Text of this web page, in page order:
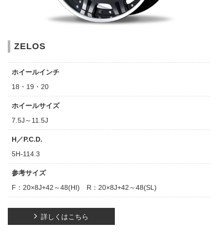
ZELOS
ホイールインチ
18・19・20
ホイールサイズ
7.5J～11.5J
H／P.C.D.
5H-114.3
参考サイズ
F：20×8J+42～48(HI) R：20×8J+42～48(SL)
詳しくはこちら